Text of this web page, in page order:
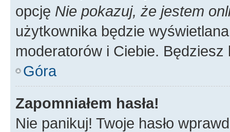
opcję Nie pokazuj, że jestem
użytkownika będzie
moderatorów i Ciebie.
Góra
Zapomniałem hasła!
Nie panikuj! Twoje hasło